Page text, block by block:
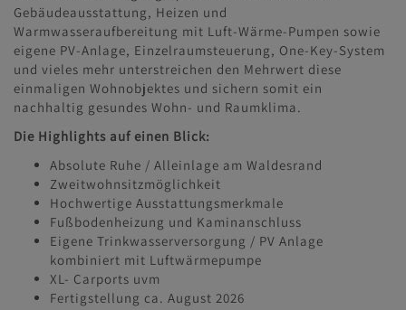
Gebäudeausstattung, Heizen und
Warmwasseraufbereitung mit Luft-Wärme-Pumpen sowie
eigene PV-Anlage, Einzelraumsteuerung, One-Key-System
und vieles mehr unterstreichen den Mehrwert diese
einmaligen Wohnobjektes und sichern somit ein
nachhaltig gesundes Wohn- und Raumklima.
Die Highlights auf einen Blick:
Absolute Ruhe / Alleinlage am Waldesrand
Zweitwohnsitzmöglichkeit
Hochwertige Ausstattungsmerkmale
Fußbodenheizung und Kaminanschluss
Eigene Trinkwasserversorgung / PV Anlage
kombiniert mit Luftwärmepumpe
XL- Carports uvm
Fertigstellung ca. August 2026